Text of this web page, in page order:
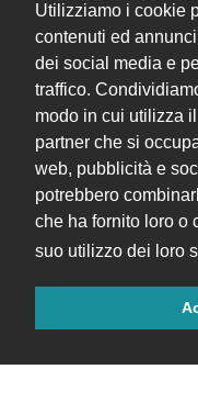
Utilizziamo i cookie
contenuti ed
dei social media e
traffico.
modo in cui utilizza
partner che si
web, pubblicità e
potrebbero
che ha fornito loro o
suo utilizzo dei loro
Vedi link precedente
https://
Sarebbe
operazioni contabili
Rispondi alla